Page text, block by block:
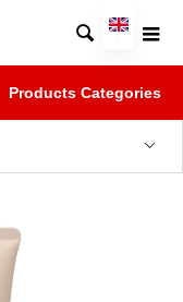

Products Categories